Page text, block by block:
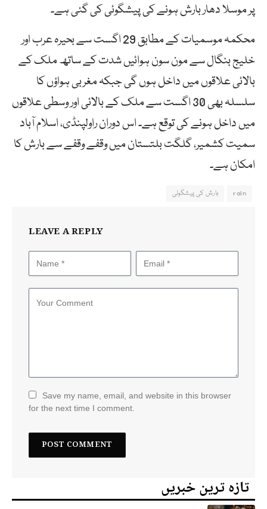
پر موسلا دھار بارش ہونے کی پیشگوئی کی گئی ہے۔
محکمہ موسمیات کے مطابق 29 اگست سے بحیرہ عرب اور
خلیج بنگال سے مون سون ہوائیں شدت کے ساتھ ملک کے
بالائی علاقوں میں داخل ہوں گی جبکہ مغربی ہواؤں کا
سلسلہ بھی 30 اگست سے ملک کے بالائی اور وسطی علاقوں
میں داخل ہونے کی توقع ہے۔ اس دوران راولپنڈی، اسلام آباد
سمیت کشمیر، گلگت بلتستان میں وقفے وقفے سے بارش کا
امکان ہے۔
rain بارش کی پیشگوئی
LEAVE A REPLY
Save my name, email, and website in this browser
for the next time I comment.
تازہ ترین خبریں